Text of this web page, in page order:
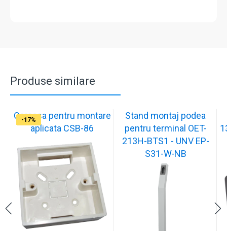
Produse similare
-17%
Carcasa pentru montare
aplicata CSB-86
-17%
Stand montaj podea
pentru terminal OET-
213H-BTS1 - UNV EP-
S31-W-NB
-17%
-17%
-17%
-17%
-17%
-17%
-17%
-17%